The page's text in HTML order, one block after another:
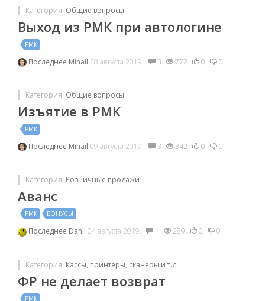
Категория: Общие вопросы
Выход из РМК при автологине
РМК
Последнее Mihail 28 августа 2019. 3 772 0 0
Категория: Общие вопросы
Изъятие в РМК
РМК
Последнее Mihail 09 августа 2019. 3 342 0 0
Категория: Розничные продажи
Аванс
РМК БОНУСЫ
Последнее Danil 04 августа 2019. 1 289 0 0
Категория: Кассы, принтеры, сканеры и т.д.
ФР не делает возврат
РМК